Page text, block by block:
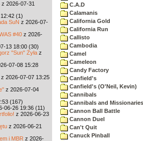
z 2026-07-31
(1)
SuN z 2026-07-
#40 z 2026-
13 18:00 (30)
"Sun" Żyła z
07-08 15:28
z 2026-07-07 13:25
z 2026-07-04
(167)
06-26 19:36 (11)
z 2026-06-23
z 2026-06-21
i MBR z 2026-
C.A.D
Calamanis
California Gold
California Run
Callisto
Cambodia
Camel
Cameleon
Candy Factory
Canfield's
Canfield's (O'Neil, Kevin)
Cannibals
Cannibals and Missionaries
Cannon Ball Battle
Cannon Duel
Can't Quit
Canuck Pinball